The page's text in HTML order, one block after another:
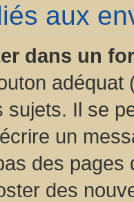
aux
dans un
sujets. Il se
un
des
des